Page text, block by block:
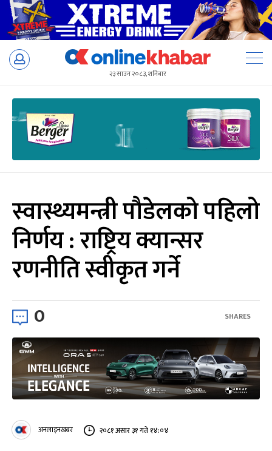
Skip
२३ साउन २०८३, शनिबार
स्वास्थ्यमन्त्री पौडेलको पहिलो
निर्णय : राष्ट्रिय क्यान्सर
रणनीति स्वीकृत गर्ने
0 SHARES
अनलाइनखबर २०८१ असार ३१ गते १४:०४